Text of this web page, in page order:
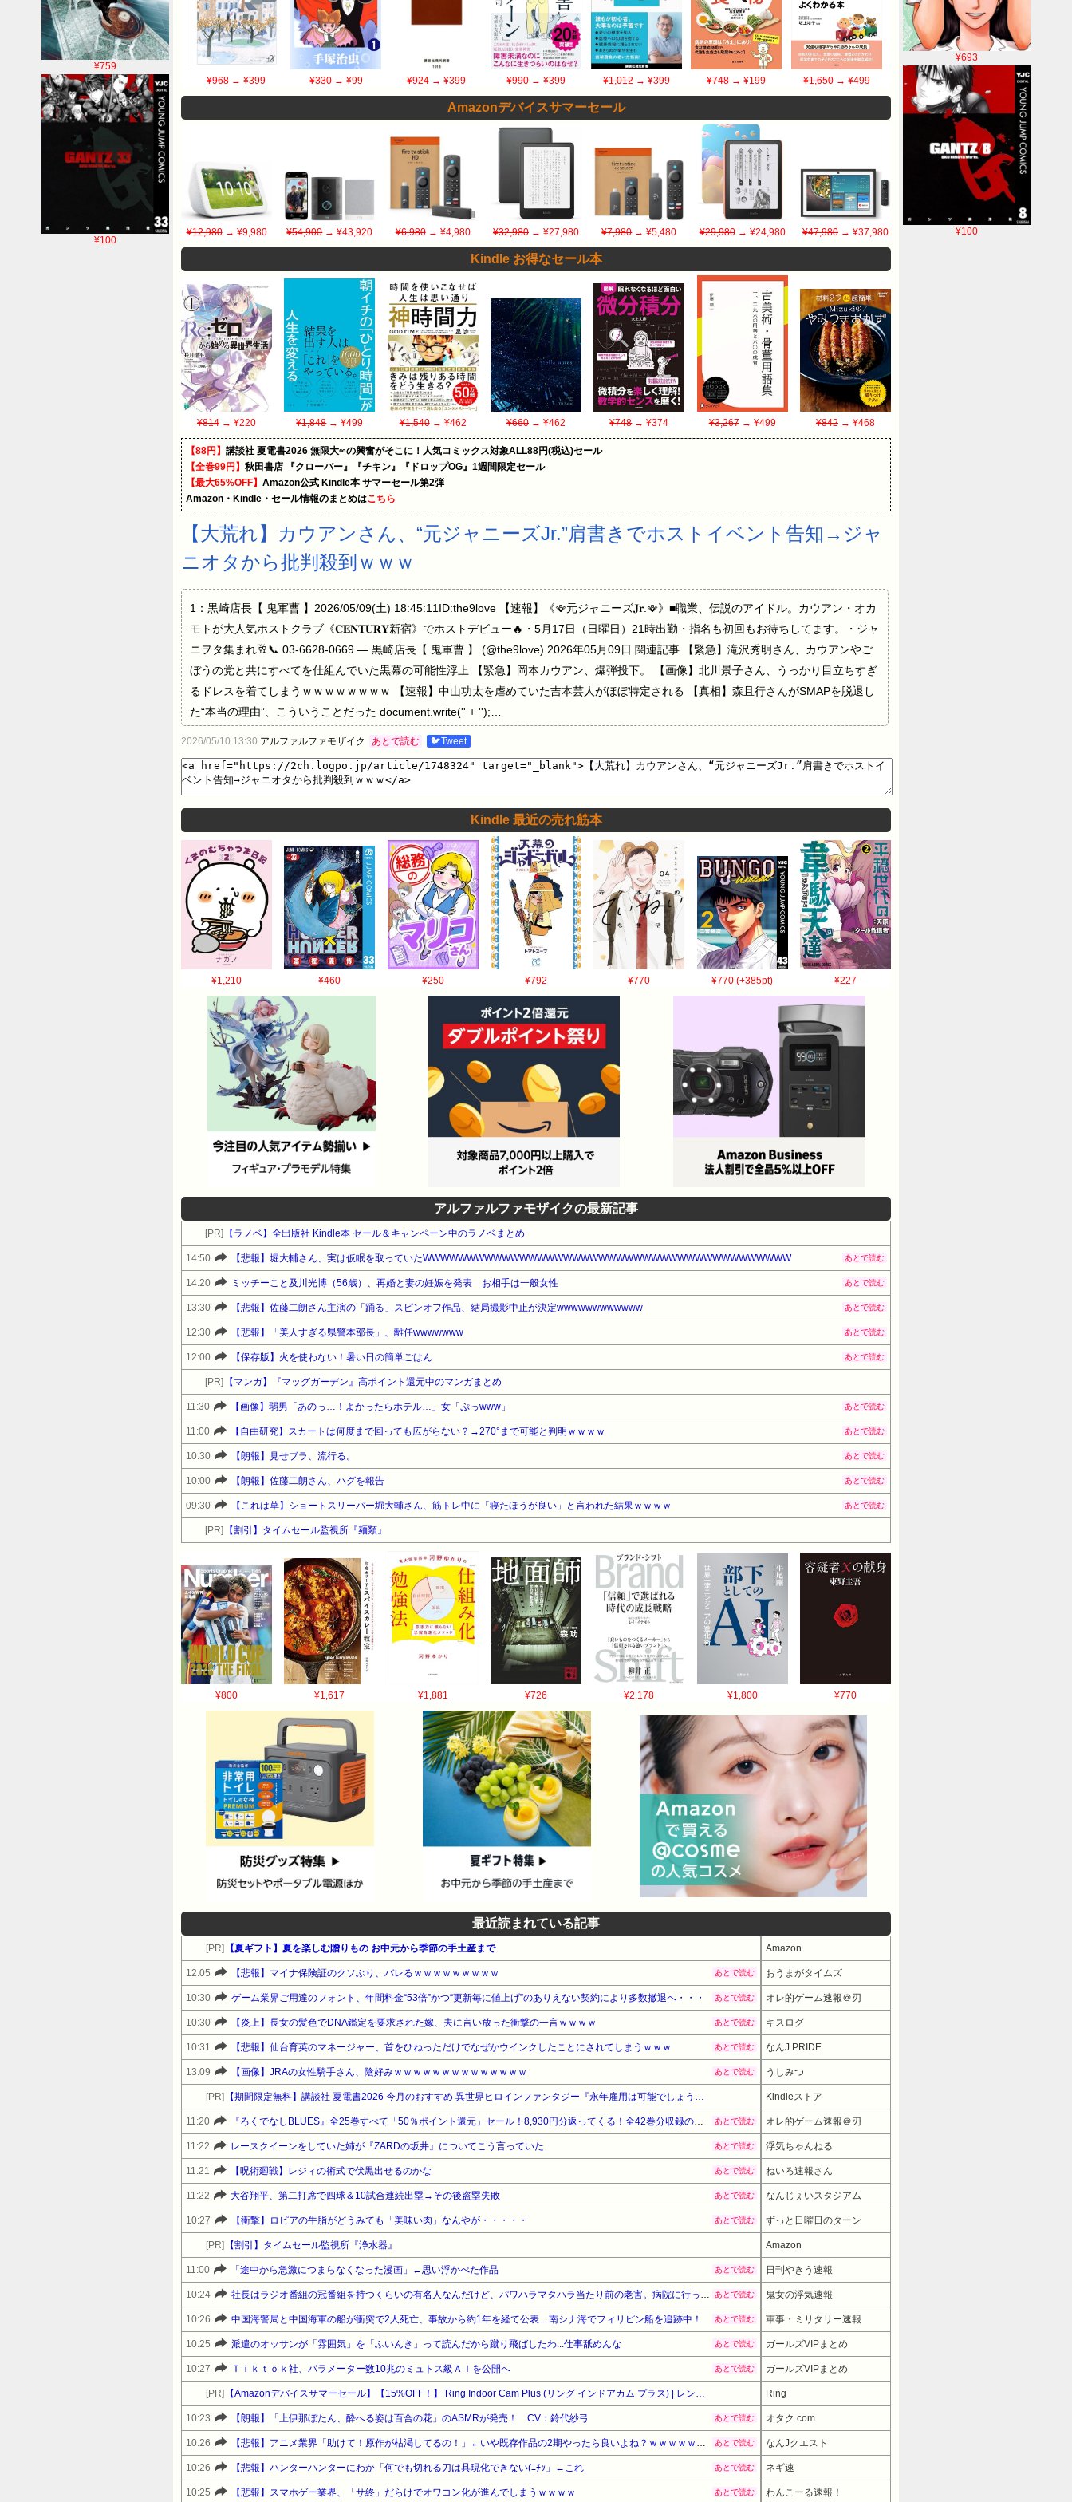
¥693
¥100
¥759
¥100
¥968→ ¥399 ¥330→ ¥99 ¥924→ ¥399 ¥990 → ¥399 ¥1,012→ ¥399 ¥748 → ¥199 ¥1,650→ ¥499
Amazonデバイスサマーセール
¥12,980→ ¥9,980 ¥54,900→ ¥43,920 ¥6,980→ ¥4,980 ¥32,980→ ¥27,980 ¥7,980→ ¥5,480 ¥29,980→ ¥24,980 ¥47,980→ ¥37,980
Kindle お得なセール本
¥814 → ¥220 ¥1,848→ ¥499 ¥1,540→ ¥462 ¥660→ ¥462 ¥748→ ¥374 ¥3,267→ ¥499 ¥842→ ¥468
【88円】 講談社 夏電書2026 無限大∞の興奮がそこに！人気コミックス対象ALL88円(税込)セール
【全巻99円】 秋田書店 『クローバー』『チキン』『ドロップOG』1週間限定セール
【最大65%OFF】 Amazon公式 Kindle本 サマーセール第2弾
Amazon・Kindle・セール情報のまとめはこちら
【大荒れ】カウアンさん、“元ジャニーズJr.”肩書きでホストイベント告知→ジャ
ニオタから批判殺到ｗｗｗ
1：黒崎店長【 鬼軍曹 】2026/05/09(土) 18:45:11ID:the9love 【速報】《🪭元ジャニーズ𝐉𝐫.🪭》■職業、伝説のアイドル。カウアン・オカ
モトが大人気ホストクラブ《𝐂𝐄𝐍𝐓𝐔𝐑𝐘新宿》でホストデビュー🔥・5月17日（日曜日）21時出勤・指名も初回もお待ちしてます。・ジャ
ニヲタ集まれ🥂📞 03-6628-0669 — 黒崎店長【 鬼軍曹 】 (@the9love) 2026年05月09日 関連記事 【緊急】滝沢秀明さん、カウアンやご
ぼうの党と共にすべてを仕組んでいた黒幕の可能性浮上 【緊急】岡本カウアン、爆弾投下。 【画像】北川景子さん、うっかり目立ちすぎ
るドレスを着てしまうｗｗｗｗｗｗｗｗ 【速報】中山功太を虐めていた吉本芸人がほぼ特定される 【真相】森且行さんがSMAPを脱退し
た“本当の理由”、こういうことだった document.write('' + '');…
2026/05/10 13:30 アルファルファモザイク あとで読む 🐦Tweet
Kindle 最近の売れ筋本
¥1,210 ¥460 ¥250 ¥792 ¥770 ¥770 (+385pt) ¥227
アルファルファモザイクの最新記事
[PR] 【ラノベ】全出版社 Kindle本 セール＆キャンペーン中のラノベまとめ
14:50 【悲報】堀大輔さん、実は仮眠を取っていたWWWWWWWWWWWWWWWWWWWWWWWWWWWWWWWWWWWWWWWWWW あとで読む
14:20 ミッチーこと及川光博（56歳）、再婚と妻の妊娠を発表 お相手は一般女性 あとで読む
13:30 【悲報】佐藤二朗さん主演の「踊る」スピンオフ作品、結局撮影中止が決定wwwwwwwwwwww あとで読む
12:30 【悲報】「美人すぎる県警本部長」、離任wwwwwww あとで読む
12:00 【保存版】火を使わない！暑い日の簡単ごはん あとで読む
[PR] 【マンガ】『マッグガーデン』高ポイント還元中のマンガまとめ
11:30 【画像】弱男「あのっ…！よかったらホテル…」女「ぷっwww」 あとで読む
11:00 【自由研究】スカートは何度まで回っても広がらない？→270°まで可能と判明ｗｗｗｗ あとで読む
10:30 【朗報】見せブラ、流行る。 あとで読む
10:00 【朗報】佐藤二朗さん、ハグを報告 あとで読む
09:30 【これは草】ショートスリーパー堀大輔さん、筋トレ中に「寝たほうが良い」と言われた結果ｗｗｗｗ あとで読む
[PR] 【割引】タイムセール監視所『麺類』
¥800 ¥1,617 ¥1,881 ¥726 ¥2,178 ¥1,800 ¥770
最近読まれている記事
[PR] 【夏ギフト】夏を楽しむ贈りもの お中元から季節の手土産まで Amazon
12:05 【悲報】マイナ保険証のクソぶり、バレるｗｗｗｗｗｗｗｗｗ あとで読む おうまがタイムズ
10:30 ゲーム業界ご用達のフォント、年間料金“53倍”かつ“更新毎に値上げ”のありえない契約により多数撤退へ・・・ あとで読む オレ的ゲーム速報＠刃
10:30 【炎上】長女の髪色でDNA鑑定を要求された嫁、夫に言い放った衝撃の一言ｗｗｗｗ あとで読む キスログ
10:31 【悲報】仙台育英のマネージャー、首をひねっただけでなぜかウインクしたことにされてしまうｗｗｗ あとで読む なんJ PRIDE
13:09 【画像】JRAの女性騎手さん、陰好みｗｗｗｗｗｗｗｗｗｗｗｗｗｗ あとで読む うしみつ
[PR] 【期間限定無料】講談社 夏電書2026 今月のおすすめ 異世界ヒロインファンタジー『永年雇用は可能でしょうか』他 Kindleストア
11:20 『ろくでなしBLUES』全25巻すべて「50％ポイント還元」セール！8,930円分返ってくる！全42巻分収録の文庫版！ヤンキー漫画の頂点！ジャンプ黄金期の伝説的な傑作 あとで読む オレ的ゲーム速報＠刃
11:22 レースクイーンをしていた姉が『ZARDの坂井』についてこう言っていた あとで読む 浮気ちゃんねる
11:21 【呪術廻戦】レジィの術式で伏黒出せるのかな あとで読む ねいろ速報さん
11:22 大谷翔平、第二打席で四球＆10試合連続出塁→その後盗塁失敗 あとで読む なんじぇいスタジアム
10:27 【衝撃】ロピアの牛脂がどうみても「美味い肉」なんやが・・・・・ あとで読む ずっと日曜日のターン
[PR] 【割引】タイムセール監視所『浄水器』 Amazon
11:00 「途中から急激につまらなくなった漫画」←思い浮かべた作品 あとで読む 日刊やきう速報
10:24 社長はラジオ番組の冠番組を持つくらいの有名人なんだけど、パワハラマタハラ当たり前の老害。病院に行っただけで退職勧告を受けた。社長「労基に言うなよ！」と言うけれど…→ あとで読む 鬼女の浮気速報
10:26 中国海警局と中国海軍の船が衝突で2人死亡、事故から約1年を経て公表…南シナ海でフィリピン船を追跡中！ あとで読む 軍事・ミリタリー速報
10:25 派遣のオッサンが「雰囲気」を「ふいんき」って読んだから蹴り飛ばしたわ...仕事舐めんな あとで読む ガールズVIPまとめ
10:27 Ｔｉｋｔｏｋ社、パラメーター数10兆のミュトス級ＡＩを公開へ あとで読む ガールズVIPまとめ
[PR] 【Amazonデバイスサマーセール】【15%OFF！】 Ring Indoor Cam Plus (リング インドアカム プラス) | レンズカバー付き高画質・広角2Kビデオの屋内用セキュリティカメラ | 4倍ズーム・モーション検知搭載 | Ring Home プラン30日間無料体験付き - ブラック Ring
10:23 【朗報】「上伊那ぼたん、酔へる姿は百合の花」のASMRが発売！ CV：鈴代紗弓 あとで読む オタク.com
10:26 【悲報】アニメ業界「助けて！原作が枯渇してるの！」←いや既存作品の2期やったら良いよね？ｗｗｗｗｗｗｗｗｗｗ あとで読む なんJクエスト
10:26 【悲報】ハンターハンターにわか「何でも切れる刀は具現化できない(ﾆﾁｯ」←これ あとで読む ネギ速
10:25 【悲報】スマホゲー業界、「サ終」だらけでオワコン化が進んでしまうｗｗｗｗ あとで読む わんこーる速報！